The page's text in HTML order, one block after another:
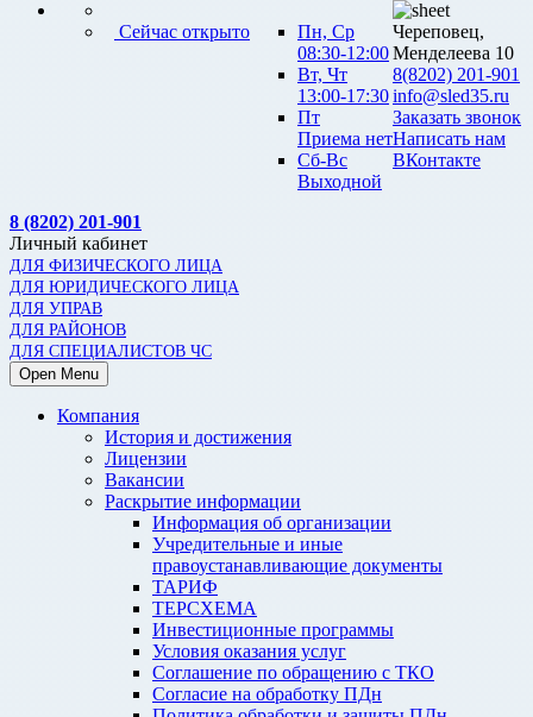
Сейчас открыто
Пн, Ср
08:30-12:00
Вт, Чт
13:00-17:30
Пт
Приема нет
Сб-Вс
Выходной
Череповец,
Менделеева 10
8(8202) 201-901
info@sled35.ru
Заказать звонок
Написать нам
ВКонтакте
8 (8202) 201-901
Личный кабинет
ДЛЯ ФИЗИЧЕСКОГО ЛИЦА
ДЛЯ ЮРИДИЧЕСКОГО ЛИЦА
ДЛЯ УПРАВ
ДЛЯ РАЙОНОВ
ДЛЯ СПЕЦИАЛИСТОВ ЧС
Open Menu
Компания
История и достижения
Лицензии
Вакансии
Раскрытие информации
Информация об организации
Учредительные и иные
правоустанавливающие документы
ТАРИФ
ТЕРСХЕМА
Инвестиционные программы
Условия оказания услуг
Соглашение по обращению с ТКО
Согласие на обработку ПДн